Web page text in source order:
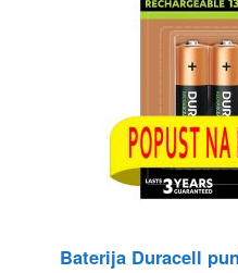
Baterija Duracell